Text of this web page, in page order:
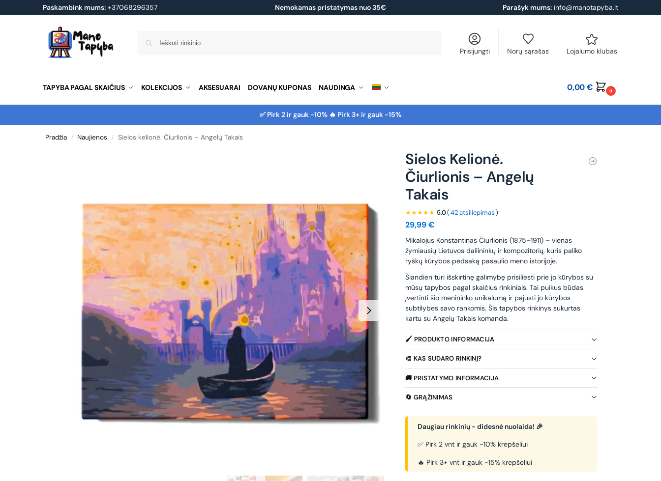
Paskambink mums: +37068296357 Nemokamas pristatymas nuo 35€ Parašyk mums: info@manotapyba.lt
Prisijungti Norų sąrašas Lojalumo klubas
TAPYBA PAGAL SKAIČIUS KOLEKCIJOS AKSESUARAI DOVANŲ KUPONAS NAUDINGA 0,00€ 0
✅ Pirk 2 ir gauk -10% 🔥 Pirk 3+ ir gauk -15%
Pradžia / Naujienos / Sielos kelionė. Čiurlionis – Angelų Takais
Sielos Kelionė.
Čiurlionis – Angelų
Takais
★★★★★ 5.0(42 atsiliepimas)
29,99€
Mikalojus Konstantinas Čiurlionis (1875–1911) – vienas
žymiausių Lietuvos dailininkų ir kompozitorių, kuris paliko
ryškų kūrybos pėdsaką pasaulio meno istorijoje.
Šiandien turi išskirtinę galimybę prisiliesti prie jo kūrybos su
mūsų tapybos pagal skaičius rinkiniais. Tai puikus būdas
įvertinti šio menininko unikalumą ir pajusti jo kūrybos
subtilybes savo rankomis. Šis tapybos rinkinys sukurtas
kartu su Angelų Takais komanda.
🖌️ PRODUKTO INFORMACIJA
🎨 KAS SUDARO RINKINĮ?
🚚 PRISTATYMO INFORMACIJA
🔄 GRĄŽINIMAS
Daugiau rinkinių - didesnė nuolaida! 🎉
✅ Pirk 2 vnt ir gauk -10% krepšeliui
🔥 Pirk 3+ vnt ir gauk -15% krepšeliui